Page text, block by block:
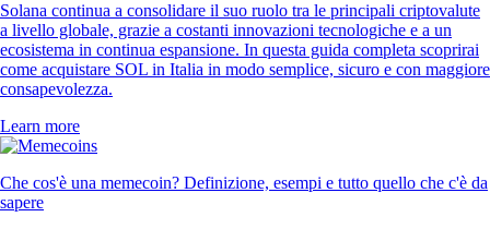
Solana continua a consolidare il suo ruolo tra le principali criptovalute
a livello globale, grazie a costanti innovazioni tecnologiche e a un
ecosistema in continua espansione. In questa guida completa scoprirai
come acquistare SOL in Italia in modo semplice, sicuro e con maggiore
consapevolezza.
Learn more
Che cos'è una memecoin? Definizione, esempi e tutto quello che c'è da
sapere